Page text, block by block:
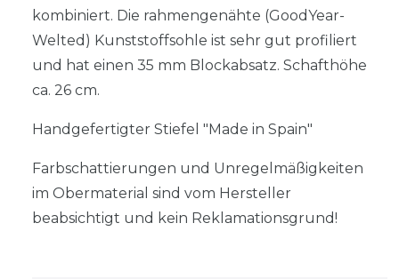
kombiniert. Die rahmengenähte (GoodYear-
Welted) Kunststoffsohle ist sehr gut profiliert
und hat einen 35 mm Blockabsatz. Schafthöhe
ca. 26 cm.
Handgefertigter Stiefel "Made in Spain"
Farbschattierungen und Unregelmäßigkeiten
im Obermaterial sind vom Hersteller
beabsichtigt und kein Reklamationsgrund!